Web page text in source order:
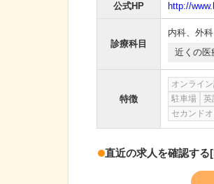
公式HP http://
診療科目
内科、 外科
近くの医
特徴
オンライ
駐車場
英
セカンド
直近の求人を確認する